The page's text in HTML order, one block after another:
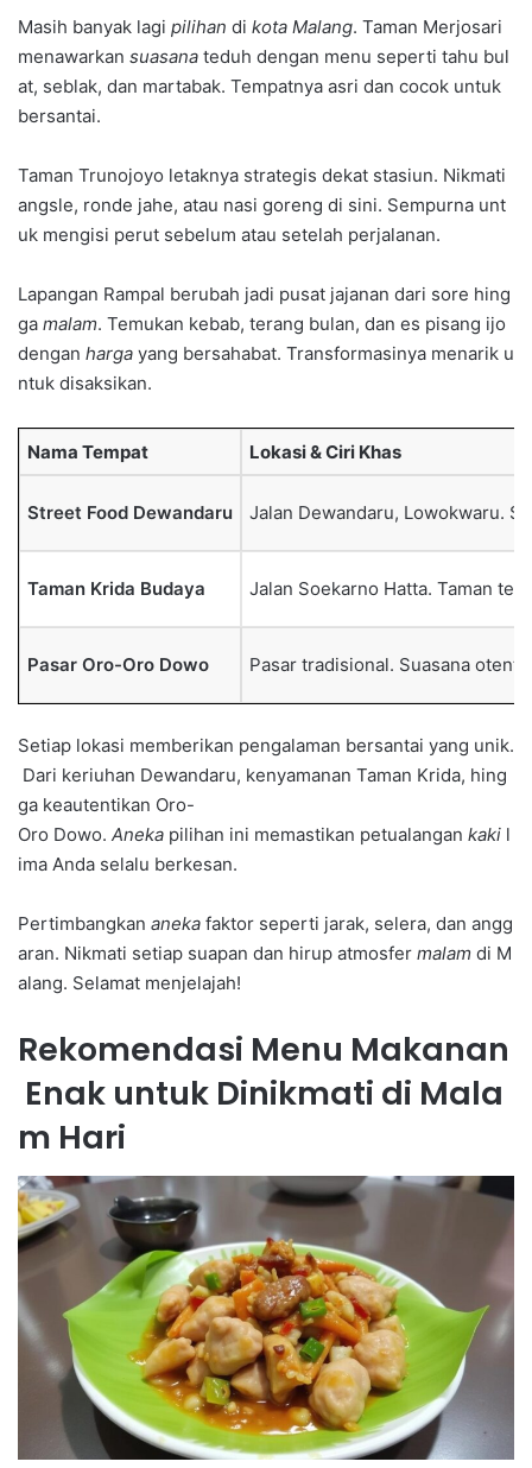
Masih banyak lagi pilihan di kota Malang. Taman Merjosari
menawarkan suasana teduh dengan menu seperti tahu bul
at, seblak, dan martabak. Tempatnya asri dan cocok untuk
bersantai.
Taman Trunojoyo letaknya strategis dekat stasiun. Nikmati
angsle, ronde jahe, atau nasi goreng di sini. Sempurna unt
uk mengisi perut sebelum atau setelah perjalanan.
Lapangan Rampal berubah jadi pusat jajanan dari sore hing
ga malam. Temukan kebab, terang bulan, dan es pisang ijo
dengan harga yang bersahabat. Transformasinya menarik u
ntuk disaksikan.
Nama Tempat Lokasi & Ciri Khas
Street Food Dewandaru Jalan Dewandaru, Lowokwaru.
Taman Krida Budaya Jalan Soekarno Hatta. Taman
Pasar Oro-Oro Dowo Pasar tradisional. Suasana
Setiap lokasi memberikan pengalaman bersantai yang unik.
Dari keriuhan Dewandaru, kenyamanan Taman Krida, hing
ga keautentikan Oro-
Oro Dowo. Aneka pilihan ini memastikan petualangan kaki l
ima Anda selalu berkesan.
Pertimbangkan aneka faktor seperti jarak, selera, dan angg
aran. Nikmati setiap suapan dan hirup atmosfer malam di M
alang. Selamat menjelajah!
Rekomendasi Menu Makanan
Enak untuk Dinikmati di Mala
m Hari